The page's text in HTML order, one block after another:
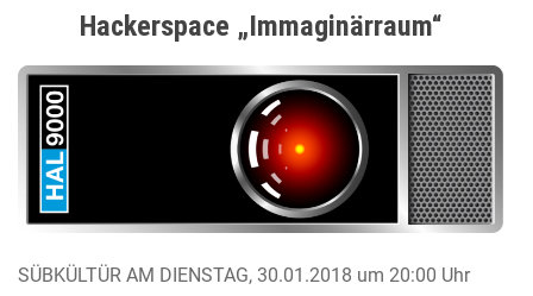
Hackerspace „Immaginärraum“
SÜBKÜLTÜR AM DIENSTAG, 30.01.2018 um 20:00 Uhr